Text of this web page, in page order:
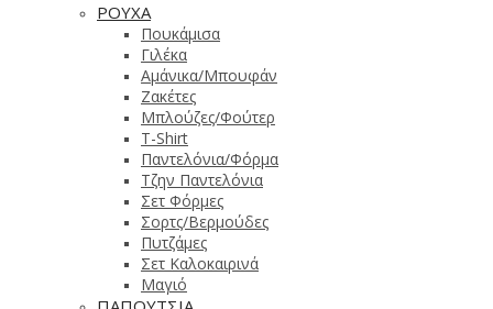
ΡΟΥΧΑ
Πουκάμισα
Γιλέκα
Αμάνικα/Μπουφάν
Ζακέτες
Μπλούζες/Φούτερ
T-Shirt
Παντελόνια/Φόρμα
Τζην Παντελόνια
Σετ Φόρμες
Σορτς/Βερμούδες
Πυτζάμες
Σετ Καλοκαιρινά
Μαγιό